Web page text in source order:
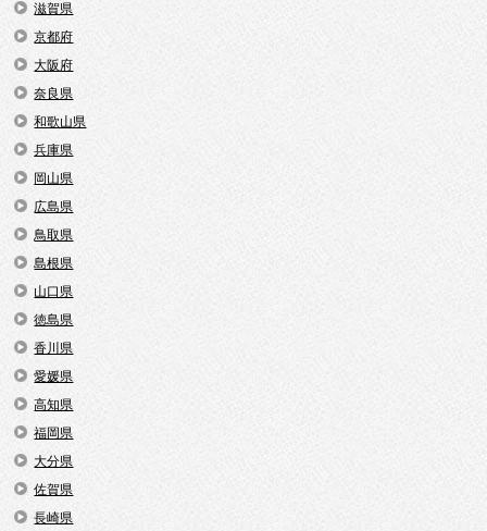
滋賀県
京都府
大阪府
奈良県
和歌山県
兵庫県
岡山県
広島県
鳥取県
島根県
山口県
徳島県
香川県
愛媛県
高知県
福岡県
大分県
佐賀県
長崎県